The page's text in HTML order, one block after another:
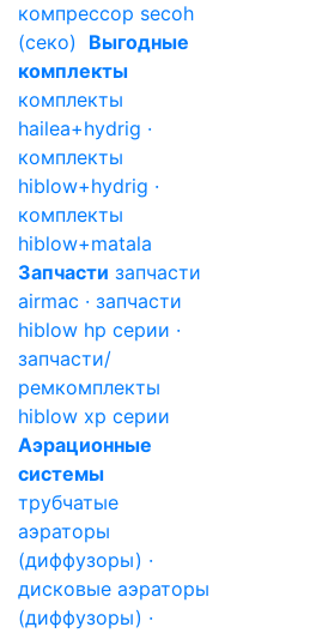
компрессор secoh
(секо)
Выгодные
комплекты
комплекты
hailea+hydrig ·
комплекты
hiblow+hydrig ·
комплекты
hiblow+matala
Запчасти запчасти
airmac · запчасти
hiblow hp серии ·
запчасти/
ремкомплекты
hiblow xp серии
Аэрационные
системы
трубчатые
аэраторы
(диффузоры) ·
дисковые аэраторы
(диффузоры) ·